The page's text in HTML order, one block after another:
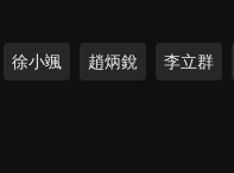
徐小颯 趙炳銳 李立群